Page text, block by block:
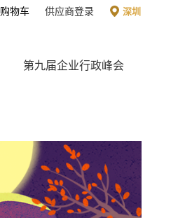
深圳
供应商登录
购物车
第九届企业行政峰会